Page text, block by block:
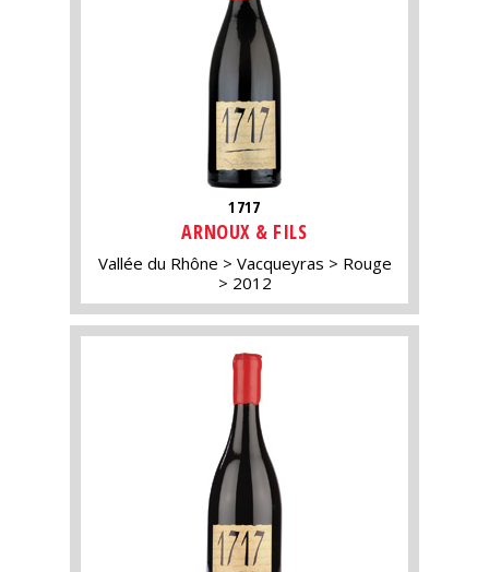
1717
ARNOUX & FILS
Vallée du Rhône Vacqueyras
Rouge
2012